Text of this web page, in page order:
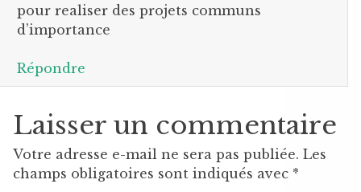
pour realiser des projets communs
d’importance
Répondre
Laisser un commentaire
Votre adresse e-mail ne sera pas publiée. Les
champs obligatoires sont indiqués avec *